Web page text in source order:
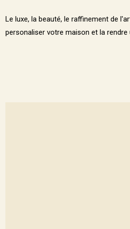
Le luxe, la beauté, le raffinement de
personaliser votre maison et la rendre